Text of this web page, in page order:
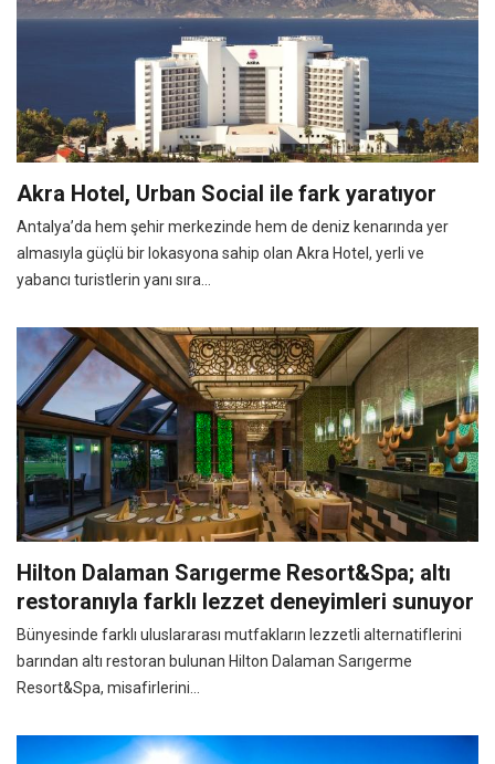
Akra Hotel, Urban Social ile fark yaratıyor
Antalya’da hem şehir merkezinde hem de deniz kenarında yer
almasıyla güçlü bir lokasyona sahip olan Akra Hotel, yerli ve
yabancı turistlerin yanı sıra...
Hilton Dalaman Sarıgerme Resort&Spa; altı
restoranıyla farklı lezzet deneyimleri sunuyor
Bünyesinde farklı uluslararası mutfakların lezzetli alternatiflerini
barından altı restoran bulunan Hilton Dalaman Sarıgerme
Resort&Spa, misafirlerini...